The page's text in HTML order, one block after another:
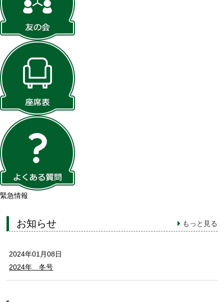
緊急情報
お知らせ もっと見る
2024年01月08日
2024年 冬号